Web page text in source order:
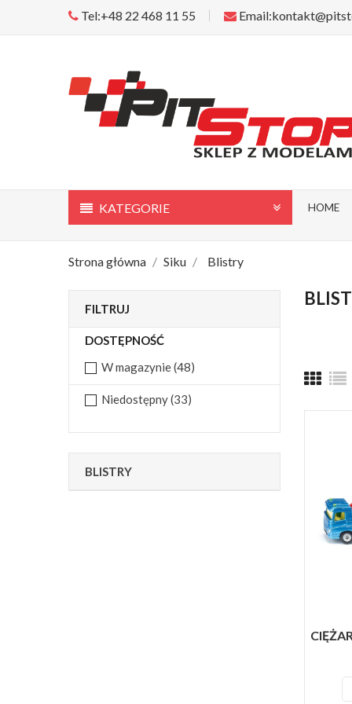
Tel:+48 22 468 11 55
KATEGORIE HOME
Strona główna Siku Blistry
FILTRUJ
DOSTĘPNOŚĆ
W magazynie(48)
Niedostępny(33)
BLISTRY